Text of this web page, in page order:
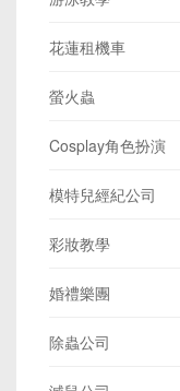
花蓮租機車
螢火蟲
Cosplay角色扮演
模特兒經紀公司
彩妝教學
婚禮樂團
除蟲公司